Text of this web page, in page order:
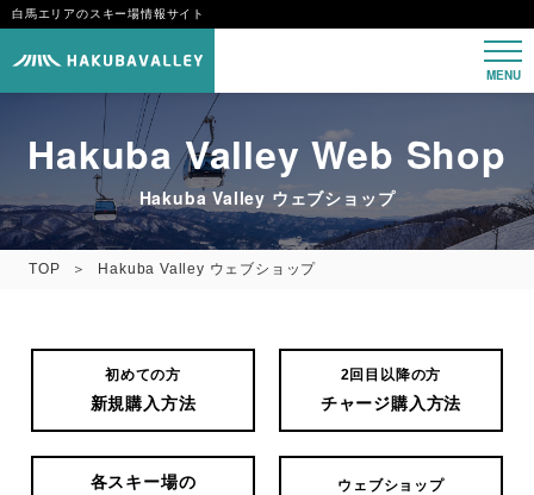
白馬エリアのスキー場情報サイト
MENU
Hakuba Valley Web Shop
Hakuba Valley ウェブショップ
TOP Hakuba Valley ウェブショップ
初めての方
新規購入方法
2回目以降の方
チャージ購入方法
各スキー場の
ウェブショップ